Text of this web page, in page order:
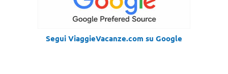
Segui ViaggieVacanze.com su Google